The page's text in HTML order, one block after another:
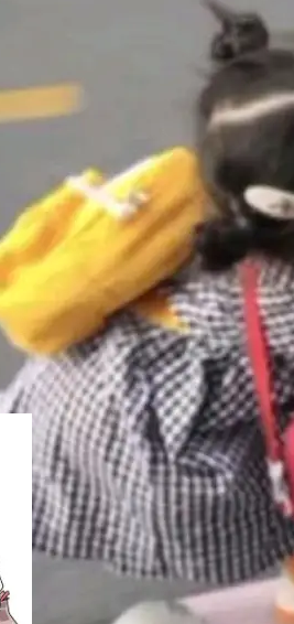
擎接入Mooncake T
升30%、非零拷贝
MPComm底层基
，后续腾讯网平将
的高性能通信组
中实现了一
引擎（Engine），
面向企业研发场景的
用”凭借卓越的技术
链路私有化部署，
前，越来越多企业已
通过调用公有云模
发效率。但随着 AI
走向团队级、组织
程中，对安全性、
要求。 首先是数据
普通研发场景，公
效率提升的需求。
数据安全要求较...
部人工智能
式发布《2025年人工
中展示人工智能在
底座、行业赋能、
五大方向。深信服
功入选！ 随着各行
，算力构成形态逐
发生变化：不只是
混合算力时代下，
充分利用，以及持
。 深信服AI算力网关
Token治理和成本治
算力都看得清、管
安全！ 一、从现在开
一个时代的结
作者之一。
的作者之一。
首席科学家。 Jeff D
后，宣布离职。 他
还有 Sanjay Ghema
Jeff Dean 二十多
和 Bigtable 的共同
大脑核心成员，Se
人）以及 Oriol Vin
AlphaSta...
发布：界面
忆搜索增强
编码智能体，这一轮
住」三件事一次补
是杭州无
码智能体——一位全
解需求、规划步
挑平台，curl 一行
· GitCode · GitHu
）、macOS / Linu
。 # macOS / Linu
放AI Coding
CodeArts）
作用与价值 在软件工
知识资产的主要载
数十万乃至数百万
调用可承载的上下
扩张与代码历史的